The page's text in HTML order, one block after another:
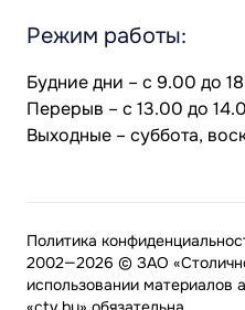
Режим работы:
Будние дни – с 9.00 до
Перерыв – с 13.00 до
Выходные – суббота,
2002—2026 © ЗАО
использовании материалов
Политика